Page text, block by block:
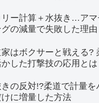
リー計算＋水抜き…アマ
グの減量で失敗した理由
はボクサーと戦える?
かした打撃技の応用とは
の反対!?柔道で計量を
に増量した方法